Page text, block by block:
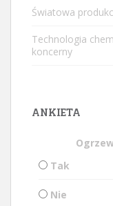
Światowa
Technologia
koncerny
ANKIETA
Tak
Nie